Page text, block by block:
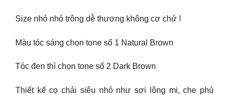
Size nhỏ nhỏ trông dễ thương không cơ chứ !
Màu tóc sáng chọn tone số 1 Natural Brown
Tóc đen thì chọn tone số 2 Dark Brown
Thiết kế cọ chải siêu nhỏ như sợi lông mi, che phủ